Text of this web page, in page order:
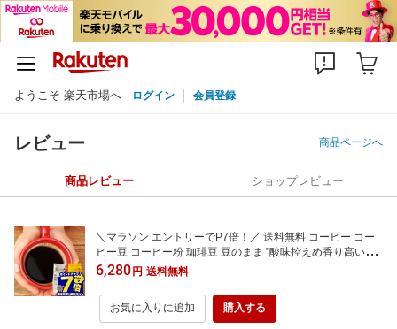
ようこそ 楽天市場へ ログイン 会員登録
レビュー 商品ページへ
商品レビュー ショップレビュー
＼マラソン エントリーでP7倍！／ 送料無料 コーヒー コー
ヒー豆 コーヒー粉 珈琲豆 豆のまま "酸味控えめ香り高い金
の一杯" 澤井珈琲 ソルブレンドとルナブレンド セット 福袋
ガツンとした苦味 酸味控えめ コクがある 【RD】 【TS】
6,280円 送料無料
お気に入りに追加 購入する